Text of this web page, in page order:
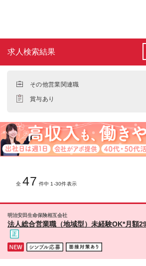
求人検索結果
その他営業関連職
賞与あり
全 47 件中 1-30件表示
明治安田生命保険相互会社
法人総合営業職（地域型）未経験OK*月額